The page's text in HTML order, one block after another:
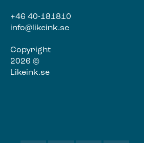
+46 40-181810
info@likeink.se
Copyright
2026 ©
Likeink.se